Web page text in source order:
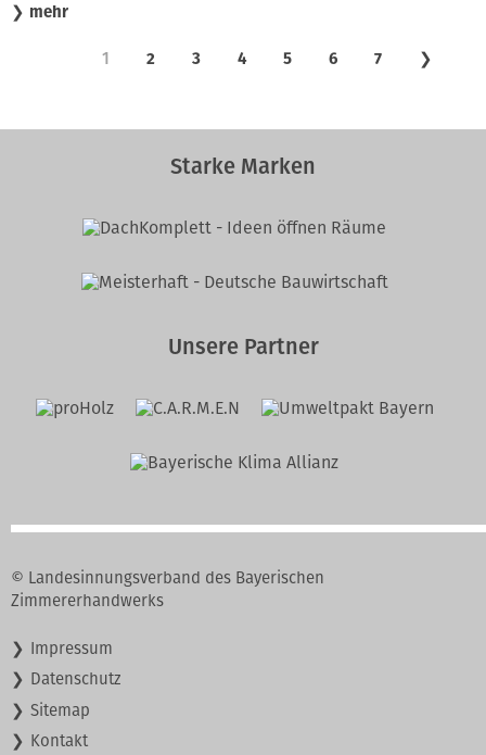
❯ mehr
1 2 3 4 5 6 7 ❯
Starke Marken
Unsere Partner
© Landesinnungsverband des Bayerischen
Zimmererhandwerks
Navigation
überspringen
Impressum
Datenschutz
Sitemap
Kontakt